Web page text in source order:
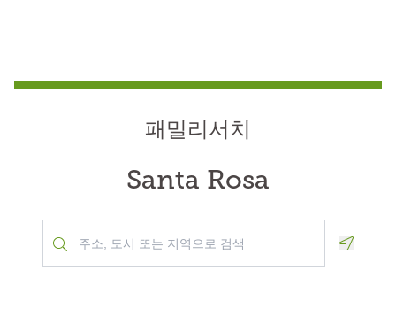
패밀리서치
Santa Rosa